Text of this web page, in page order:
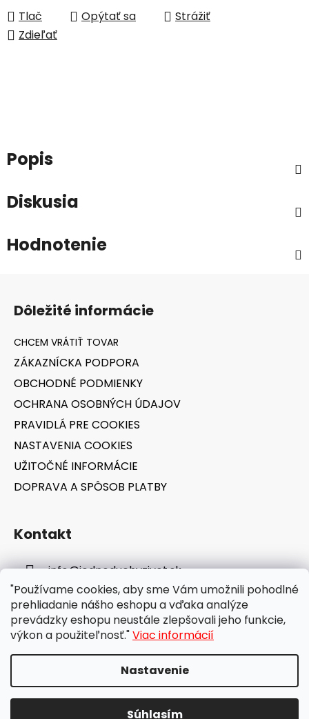
"Používame cookies, aby sme Vám umožnili pohodlné
prehliadanie nášho eshopu a vďaka analýze
prevádzky eshopu neustále zlepšovali jeho funkcie,
výkon a použiteľnosť."Viac informácií
Nastavenie
Súhlasím
Tlač Opýtať sa
Strážiť
Zdieľať
Popis
Diskusia
Hodnotenie
Dôležité informácie
ZÁKAZNÍCKA PODPORA
OBCHODNÉ PODMIENKY
OCHRANA OSOBNÝCH ÚDAJOV
PRAVIDLÁ PRE COOKIES
NASTAVENIA COOKIES
UŽITOČNÉ INFORMÁCIE
DOPRAVA A SPÔSOB PLATBY
Kontakt
info@jednoduchyzivot.sk
E-shop: 0948 647 767
Vytvoril Shoptet